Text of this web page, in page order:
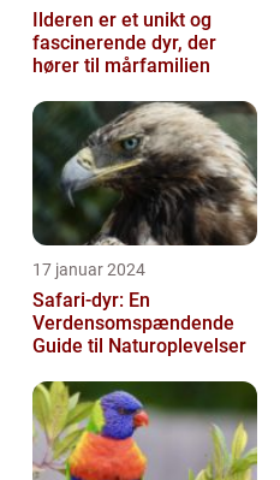
Ilderen er et unikt og
fascinerende dyr, der
hører til mårfamilien
17 januar 2024
Safari-dyr: En
Verdensomspændende
Guide til Naturoplevelser